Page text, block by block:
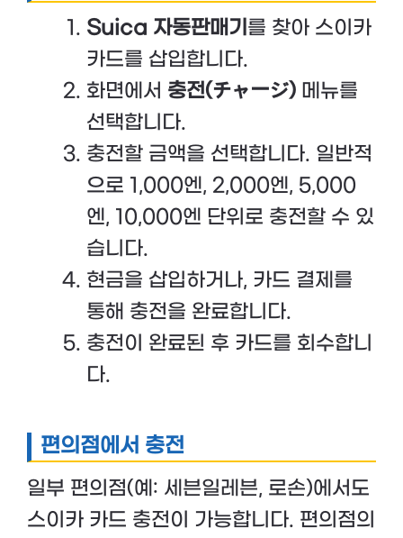
Suica 자동판매기 를 찾아 스이카
카드를 삽입합니다.
화면에서 충전(チャージ) 메뉴를
선택합니다.
충전할 금액을 선택합니다. 일반적
으로 1,000엔, 2,000엔, 5,000
엔, 10,000엔 단위로 충전할 수 있
습니다.
현금을 삽입하거나, 카드 결제를
통해 충전을 완료합니다.
충전이 완료된 후 카드를 회수합니
다.
편의점에서 충전
일부 편의점(예: 세븐일레븐, 로손)에서도
스이카 카드 충전이 가능합니다. 편의점의